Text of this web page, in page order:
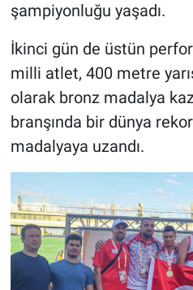
şampiyonluğu yaşadı.
İkinci gün de üstün
milli atlet, 400 metre
olarak bronz madalya
branşında bir dünya
madalyaya uzandı.